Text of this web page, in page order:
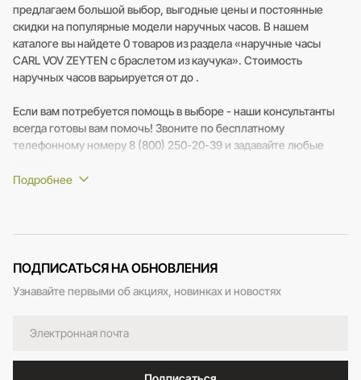
предлагаем большой выбор, выгодные цены и постоянные
скидки на популярные модели наручных часов. В нашем
каталоге вы найдете 0 товаров из раздела «наручные часы
CARL VOV ZEYTEN с браслетом из каучука». Стоимость
наручных часов варьируется от до .
Если вам потребуется помощь в выборе - наши консультанты
всегда готовы вам помочь! Звоните по бесплатному
телефонному номеру 8 (800) 250-20-39 и задавайте любые
ПОДПИСАТЬСЯ НА ОБНОВЛЕНИЯ
Узнавайте первыми об акциях, новинках и новостях